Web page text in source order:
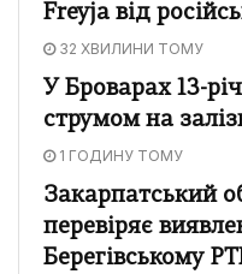
Freyja від
32 ХВИЛИНИ ТОМУ
У Броварах 13-
струмом на
1 ГОДИНУ ТОМУ
Закарпатський
перевіряє
Берегівському